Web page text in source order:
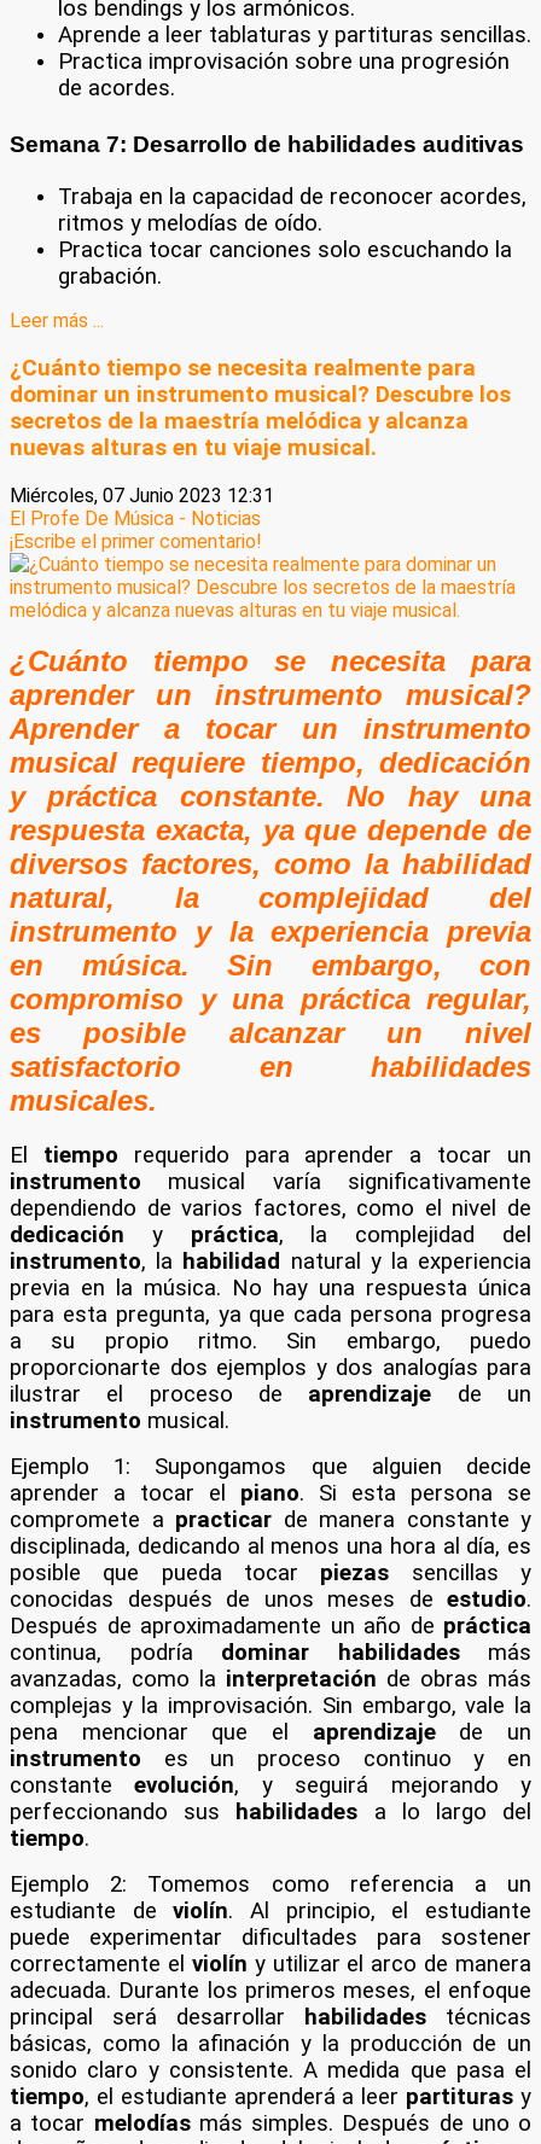
los bendings y los armónicos.
Aprende a leer tablaturas y partituras sencillas.
Practica improvisación sobre una progresión
de acordes.
Semana 7: Desarrollo de habilidades auditivas
Trabaja en la capacidad de reconocer acordes,
ritmos y melodías de oído.
Practica tocar canciones solo escuchando la
grabación.
Leer más ...
¿Cuánto tiempo se necesita realmente para
dominar un instrumento musical? Descubre los
secretos de la maestría melódica y alcanza
nuevas alturas en tu viaje musical.
Miércoles, 07 Junio 2023 12:31
El Profe De Música - Noticias
¡Escribe el primer comentario!
¿Cuánto tiempo se necesita para
aprender un instrumento musical?
Aprender a tocar un instrumento
musical requiere tiempo, dedicación
y práctica constante. No hay una
respuesta exacta, ya que depende de
diversos factores, como la habilidad
natural, la complejidad del
instrumento y la experiencia previa
en música. Sin embargo, con
compromiso y una práctica regular,
es posible alcanzar un nivel
satisfactorio en habilidades
musicales.
El tiempo requerido para aprender a tocar un
instrumento musical varía significativamente
dependiendo de varios factores, como el nivel de
dedicación y práctica, la complejidad del
instrumento, la habilidad natural y la experiencia
previa en la música. No hay una respuesta única
para esta pregunta, ya que cada persona progresa
a su propio ritmo. Sin embargo, puedo
proporcionarte dos ejemplos y dos analogías para
ilustrar el proceso de aprendizaje de un
instrumento musical.
Ejemplo 1: Supongamos que alguien decide
aprender a tocar el piano. Si esta persona se
compromete a practicar de manera constante y
disciplinada, dedicando al menos una hora al día, es
posible que pueda tocar piezas sencillas y
conocidas después de unos meses de estudio.
Después de aproximadamente un año de práctica
continua, podría dominar habilidadesmás
avanzadas, como la interpretación de obras más
complejas y la improvisación. Sin embargo, vale la
pena mencionar que el aprendizajede un
instrumento es un proceso continuo y en
constanteevolución, y seguirá mejorando y
perfeccionando sus
habilidades a lo largo del
tiempo.
Ejemplo 2: Tomemos como referencia a un
estudiante deviolín. Al principio, el estudiante
puede experimentar dificultades para sostener
correctamente el violín y utilizar el arco de manera
adecuada. Durante los primeros meses, el enfoque
principal será desarrollar
habilidades técnicas
básicas, como la afinación y la producción de un
sonido claro y consistente. A medida que pasa el
tiempo, el estudiante aprenderá a leer partituras y
a tocar melodíasmás simples. Después de uno o